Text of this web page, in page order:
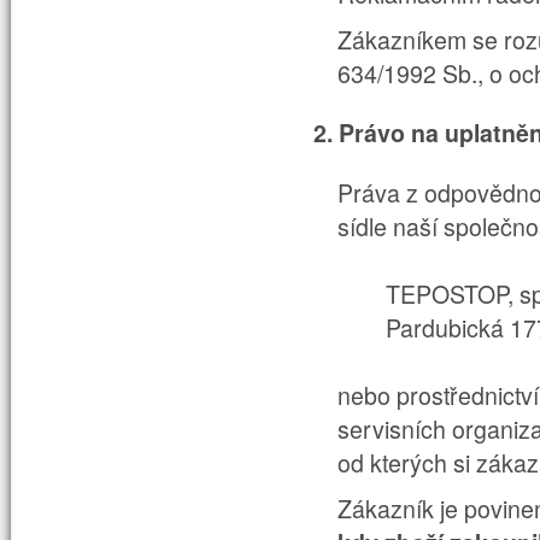
Zákazníkem se
634/1992 Sb., o
2. Právo na
Práva z
sídle naší
TEPOSTOP,
Pardubická
nebo
servisních
od kterých si
Zákazník je